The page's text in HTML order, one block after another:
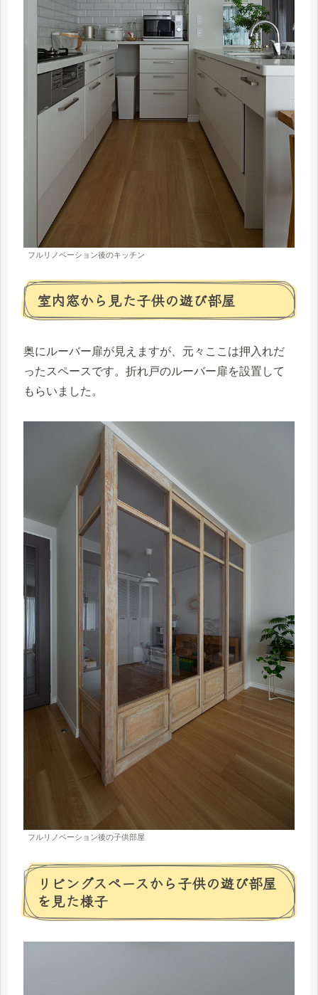
フルリノベーション後のキッチン
室内窓から見た子供の遊び部屋
奥にルーバー扉が見えますが、元々ここは押入れだ
ったスペースです。折れ戸のルーバー扉を設置して
もらいました。
フルリノベーション後の子供部屋
リビングスペースから子供の遊び部屋
を見た様子